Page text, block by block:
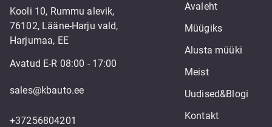
Kooli 10, Rummu alevik,
76102, Lääne-Harju vald,
Harjumaa, EE
Avatud E-R 08:00 - 17:00
sales@kbauto.ee
+37256804201
Avaleht
Müügiks
Alusta müüki
Meist
Uudised&Blogi
Kontakt